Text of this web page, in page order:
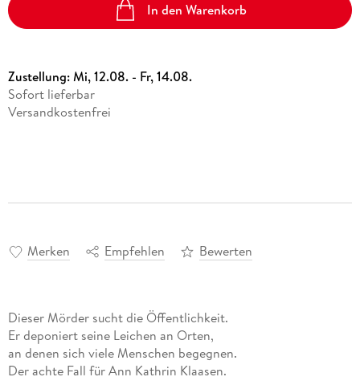
In den Warenkorb
Zustellung:Mi, 12.08. - Fr, 14.08.
Sofort lieferbar
Versandkostenfrei
Merken Empfehlen Bewerten
Dieser Mörder sucht die Öffentlichkeit.
Er deponiert seine Leichen an Orten,
an denen sich viele Menschen begegnen.
Der achte Fall für Ann Kathrin Klaasen.